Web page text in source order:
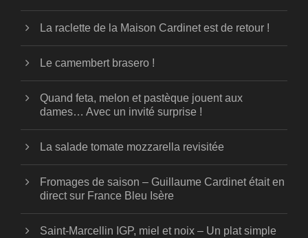
La raclette de la Maison Cardinet est de retour !
Le camembert brasero !
Quand feta, melon et pastèque jouent aux
dames… Avec un invité surprise !
La salade tomate mozzarella revisitée
Fromages de saison – Guillaume Cardinet était en
direct sur France Bleu Isère
Saint-Marcellin IGP, miel et noix – Un plat simple